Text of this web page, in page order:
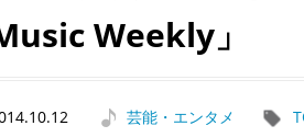
Weekly」
芸能・エンタメ